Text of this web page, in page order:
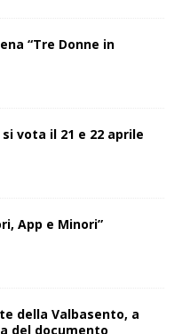
“Tre Donne in
vota il 21 e 22 aprile
App e Minori”
della Valbasento, a
del documento